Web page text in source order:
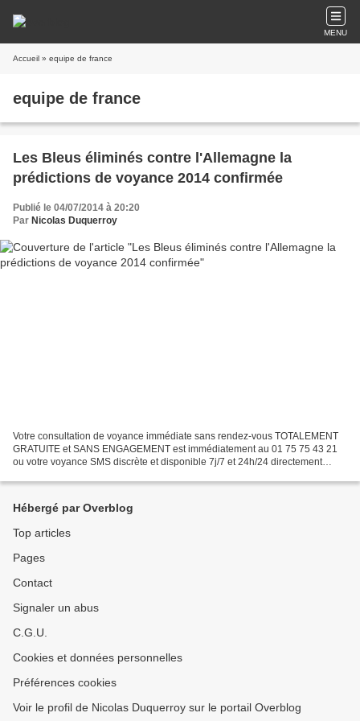
MENU
Accueil » equipe de france
equipe de france
Les Bleus éliminés contre l'Allemagne la
prédictions de voyance 2014 confirmée
Publié le 04/07/2014 à 20:20
Par Nicolas Duquerroy
Votre consultation de voyance immédiate sans rendez-vous TOTALEMENT
GRATUITE et SANS ENGAGEMENT est immédiatement au 01 75 75 43 21
ou votre voyance SMS discrète et disponible 7j/7 et 24h/24 directement
Hébergé par Overblog
Top articles
Pages
Contact
Signaler un abus
C.G.U.
Cookies et données personnelles
Préférences cookies
Voir le profil de Nicolas Duquerroy sur le portail Overblog